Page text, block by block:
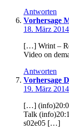
Antworten
Vorhersage
18. März
[…] Wrint –
Video on
Antworten
Vorhersage
19. März
[…]
Talk
s02e05 […]